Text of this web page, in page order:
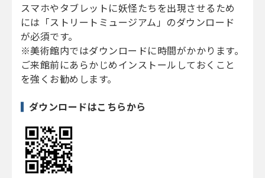
スマホやタブレットに妖怪たちを出現させるため
には「ストリートミュージアム」のダウンロード
が必須です。
※美術館内ではダウンロードに時間がかかります。
ご来館前にあらかじめインストールしておくこと
を強くお勧めします。
ダウンロードはこちらから